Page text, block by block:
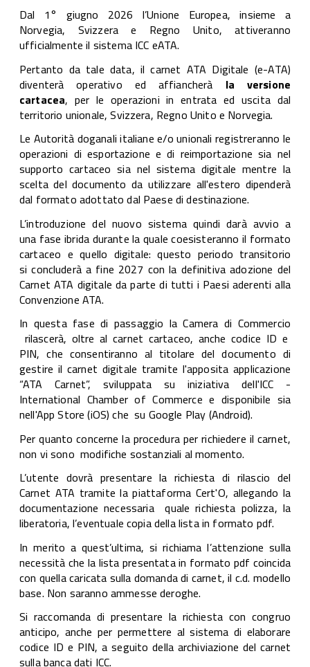
Dal 1° giugno 2026 l’Unione Europea, insieme a
Norvegia, Svizzera e Regno Unito, attiveranno
ufficialmente il sistema ICC eATA.
Pertanto da tale data, il carnet ATA Digitale (e-ATA)
diventerà operativo ed affiancherà la versione
cartacea, per le operazioni in entrata ed uscita dal
territorio unionale, Svizzera, Regno Unito e Norvegia.
Le Autorità doganali italiane e/o unionali registreranno le
operazioni di esportazione e di reimportazione sia nel
supporto cartaceo sia nel sistema digitale mentre la
scelta del documento da utilizzare all'estero dipenderà
dal formato adottato dal Paese di destinazione.
L’introduzione del nuovo sistema quindi darà avvio a
una fase ibrida durante la quale coesisteranno il formato
cartaceo e quello digitale: questo periodo transitorio
si concluderà a fine 2027 con la definitiva adozione del
Carnet ATA digitale da parte di tutti i Paesi aderenti alla
Convenzione ATA.
In questa fase di passaggio la Camera di Commercio
rilascerà, oltre al carnet cartaceo, anche codice ID e
PIN, che consentiranno al titolare del documento di
gestire il carnet digitale tramite l'apposita applicazione
“ATA Carnet”, sviluppata su iniziativa dell'ICC -
International Chamber of Commerce e disponibile sia
nell'App Store (iOS) che su Google Play (Android).
Per quanto concerne la procedura per richiedere il carnet,
non vi sono modifiche sostanziali al momento.
L’utente dovrà presentare la richiesta di rilascio del
Carnet ATA tramite la piattaforma Cert'O, allegando la
documentazione necessaria quale richiesta polizza, la
liberatoria, l’eventuale copia della lista in formato pdf.
In merito a quest’ultima, si richiama l’attenzione sulla
necessità che la lista presentata in formato pdf coincida
con quella caricata sulla domanda di carnet, il c.d. modello
base. Non saranno ammesse deroghe.
Si raccomanda di presentare la richiesta con congruo
anticipo, anche per permettere al sistema di elaborare
codice ID e PIN, a seguito della archiviazione del carnet
sulla banca dati ICC.